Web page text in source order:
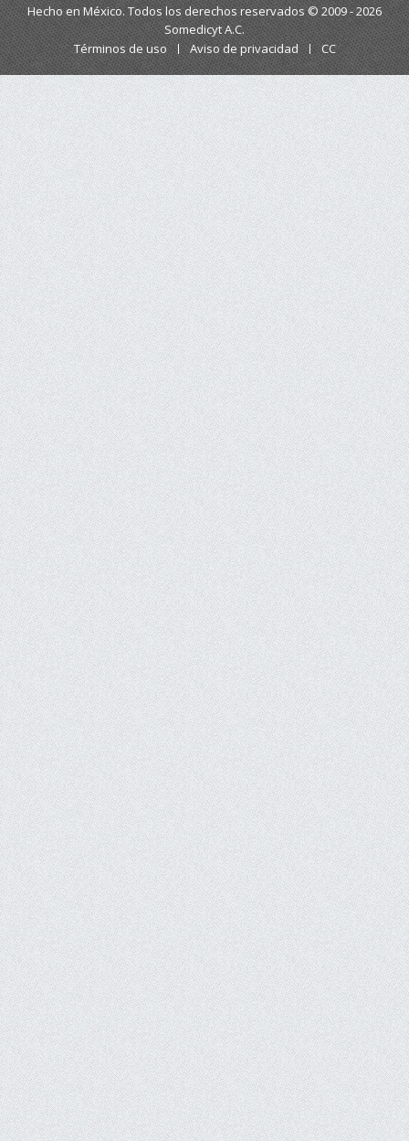
Hecho en México. Todos los derechos reservados © 2009 - 2026
Somedicyt A.C.
Términos de uso
Aviso de privacidad CC